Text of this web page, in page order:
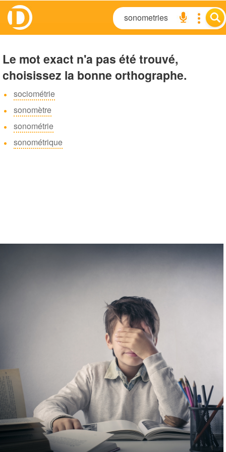
Le mot exact n'a pas été trouvé,
choisissez la bonne orthographe.
sociométrie
sonomètre
sonométrie
sonométrique